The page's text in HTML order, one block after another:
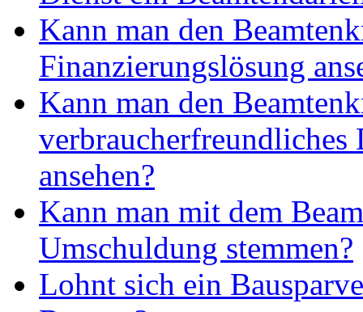
Kann man den
Finanzierungslösung
Kann man den
verbraucherfreundliches
ansehen?
Kann man mit dem
Umschuldung stemmen?
Lohnt sich ein